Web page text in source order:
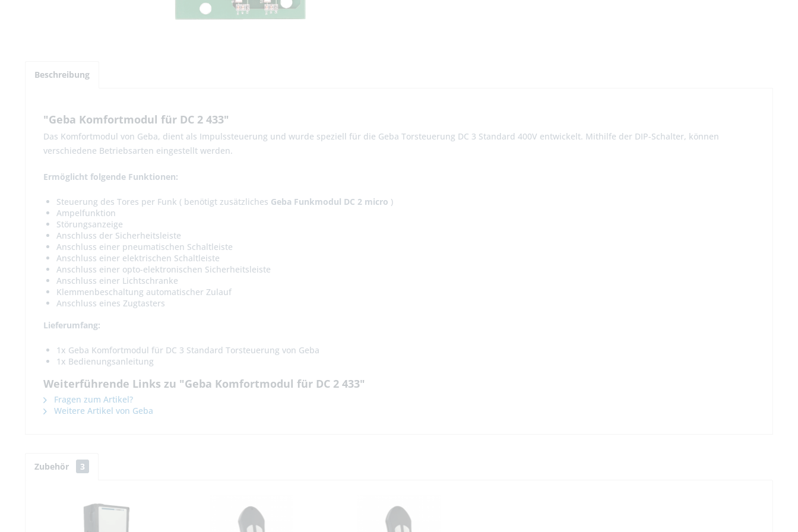
Beschreibung
"Geba Komfortmodul für DC 2 433"
Das Komfortmodul von Geba, dient als Impulssteuerung und wurde speziell für die Geba Torsteuerung DC 3 Standard 400V entwickelt. Mithilfe der DIP-Schalter, können
verschiedene Betriebsarten eingestellt werden.
Ermöglicht folgende Funktionen:
Steuerung des Tores per Funk ( benötigt zusätzliches Geba Funkmodul DC 2 micro )
Ampelfunktion
Störungsanzeige
Anschluss der Sicherheitsleiste
Anschluss einer pneumatischen Schaltleiste
Anschluss einer elektrischen Schaltleiste
Anschluss einer opto-elektronischen Sicherheitsleiste
Anschluss einer Lichtschranke
Klemmenbeschaltung automatischer Zulauf
Anschluss eines Zugtasters
Lieferumfang:
1x Geba Komfortmodul für DC 3 Standard Torsteuerung von Geba
1x Bedienungsanleitung
Weiterführende Links zu "Geba Komfortmodul für DC 2 433"
Fragen zum Artikel?
Weitere Artikel von Geba
Zubehör 3